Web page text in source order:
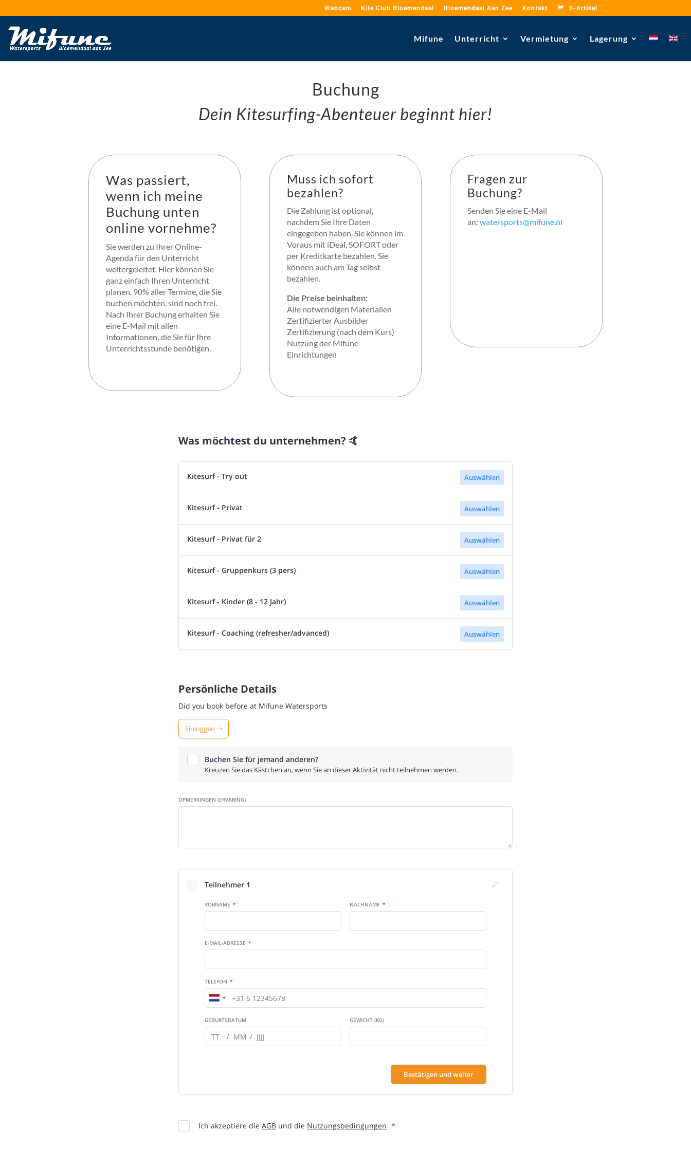
Webcam Kite Club Bloemendaal Bloemendaal Aan Zee Kontakt 0-Artikel
Mifune Unterricht Vermietung Lagerung
Buchung
Dein Kitesurfing-Abenteuer beginnt hier!
Was passiert,
wenn ich meine
Buchung unten
online vornehme?
Sie werden zu Ihrer Online-
Agenda für den Unterricht
weitergeleitet. Hier können Sie
ganz einfach Ihren Unterricht
planen. 90% aller Termine, die Sie
buchen möchten, sind noch frei.
Nach Ihrer Buchung erhalten Sie
eine E-Mail mit allen
Informationen, die Sie für Ihre
Unterrichtsstunde benötigen.
Muss ich sofort
bezahlen?
Die Zahlung ist optional,
nachdem Sie Ihre Daten
eingegeben haben. Sie können im
Voraus mit iDeal, SOFORT oder
per Kreditkarte bezahlen. Sie
können auch am Tag selbst
bezahlen.
Die Preise beinhalten:
Alle notwendigen Materialien
Zertifizierter Ausbilder
Zertifizierung (nach dem Kurs)
Nutzung der Mifune-
Einrichtungen
Fragen zur
Buchung?
Senden Sie eine E-Mail
an:watersports@mifune.nl